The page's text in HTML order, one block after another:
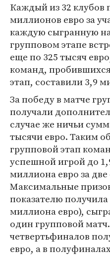
Каждый из 32 клубов
миллионов евро за
каждую сыгранную
групповом этапе
еще по 325 тысяч
команд,
этап, составили 3,9
За победу в матче
получали
случае же ничьи
тысячи евро. Таким
групповой этап
успешной игрой до
миллиона евро за
Максимальные
показателю
миллиона евро),
один групповой
четвертьфиналов
евро, а в